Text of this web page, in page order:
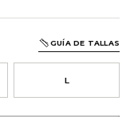
GUÍA DE TALLAS
L